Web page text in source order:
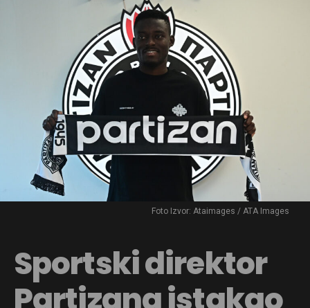
Foto Izvor: Ataimages / ATA Images
Sportski direktor
Partizana istakao